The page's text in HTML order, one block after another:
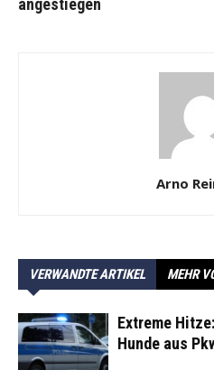
angestiegen
Arno
VERWANDTE ARTIKEL MEHR
Extreme
Hunde aus